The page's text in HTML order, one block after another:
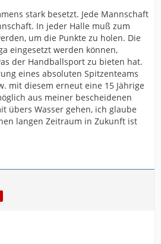
stark besetzt. Jede Mannschaft
In jeder Halle muß zum
um die Punkte zu holen. Die
eingesetzt werden können,
der Handballsport zu bieten hat.
eines absoluten Spitzenteams
mit diesem erneut eine 15 Jährige
aus meiner bescheidenen
übers Wasser gehen, ich glaube
langen Zeitraum in Zukunft ist